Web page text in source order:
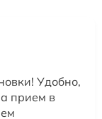
Удобно,
прием в